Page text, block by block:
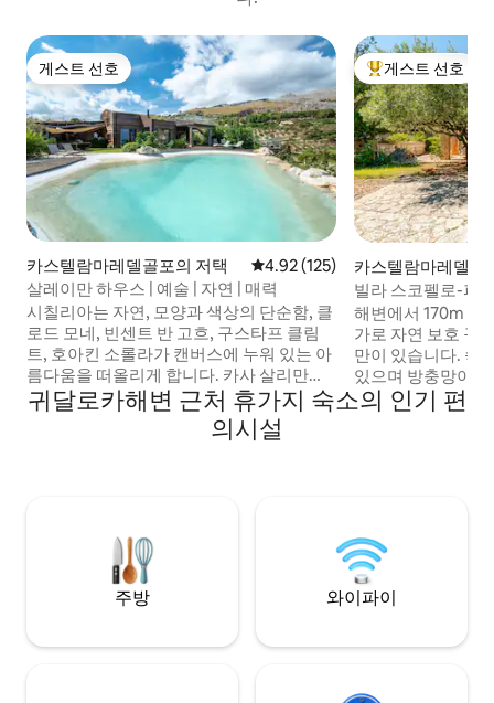
게스트 선호
게스트 선호
카스텔람마레델골포의 저택 평점 4.92점(5점 만점), 후기 125
4.92 (125)
살레이만 하우스 | 예술 | 자연 | 매력
시칠리아는 자연, 모양과 색상의 단순함, 클
로드 모네, 빈센트 반 고흐, 구스타프 클림
트, 호아킨 소롤라가 캔버스에 누워 있는 아
름다움을 떠올리게 합니다. 카사 살리만
(Casa Saleiman) 은 카스텔람마르만, 진가
로 보호구역, 스코펠로 토나라 (Scopello 's
Tonnara) 와 파라글리오니 (faraglioni), 우
바람이 주요 작업을 수행했습니다. 저는 그
들을 만났을 뿐입니다.
상위 게스트 선호
게스트 선호
카스텔람마레델골
빌라 스코펠로-파
170m 전용 작은 만
해변에서 170m 거
가로 자연 보호 구
만이 있습니다. 숙
있으며 방충망이
샤워기가 있는 정
있으며, 싱크대가
바글리오, 바, 펍,
켓, ATM이 있습니
귀달로카해변 근처 휴가지 숙소의 인기 편
의시설
주방 와이파이